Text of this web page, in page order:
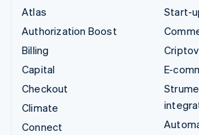
Atlas
Authorization Boost
Billing
Capital
Checkout
Climate
Connect
Start-
E-